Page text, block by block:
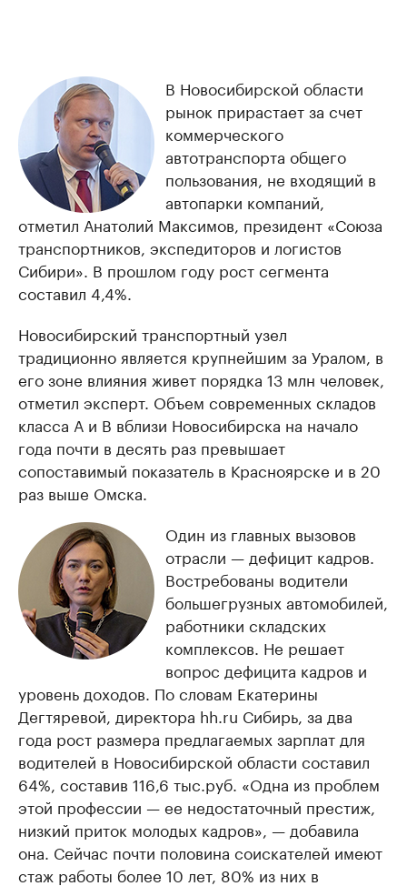
В Новосибирской области
рынок прирастает за счет
коммерческого
автотранспорта общего
пользования, не входящий в
автопарки компаний,
отметил Анатолий Максимов, президент «Союза
транспортников, экспедиторов и логистов
Сибири». В прошлом году рост сегмента
составил 4,4%.
Новосибирский транспортный узел
традиционно является крупнейшим за Уралом, в
его зоне влияния живет порядка 13 млн человек,
отметил эксперт. Объем современных складов
класса А и В вблизи Новосибирска на начало
года почти в десять раз превышает
сопоставимый показатель в Красноярске и в 20
раз выше Омска.
Один из главных вызовов
отрасли — дефицит кадров.
Востребованы водители
большегрузных автомобилей,
работники складских
комплексов. Не решает
вопрос дефицита кадров и
уровень доходов. По словам Екатерины
Дегтяревой, директора hh.ru Сибирь, за два
года рост размера предлагаемых зарплат для
водителей в Новосибирской области составил
64%, составив 116,6 тыс.руб. «Одна из проблем
этой профессии — ее недостаточный престиж,
низкий приток молодых кадров», — добавила
она. Сейчас почти половина соискателей имеют
стаж работы более 10 лет, 80% из них в